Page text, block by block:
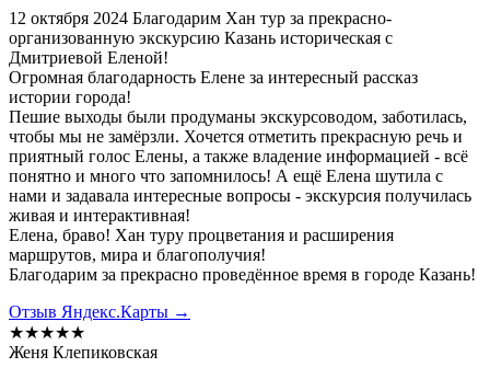
12 октября 2024 Благодарим Хан тур за прекрасно-
организованную экскурсию Казань историческая с
Дмитриевой Еленой!
Огромная благодарность Елене за интересный рассказ
истории города!
Пешие выходы были продуманы экскурсоводом, заботилась,
чтобы мы не замёрзли. Хочется отметить прекрасную речь и
приятный голос Елены, а также владение информацией - всё
понятно и много что запомнилось! А ещё Елена шутила с
нами и задавала интересные вопросы - экскурсия получилась
живая и интерактивная!
Елена, браво! Хан туру процветания и расширения
маршрутов, мира и благополучия!
Благодарим за прекрасно проведённое время в городе Казань!
Отзыв Яндекс.Карты →
★★★★★
Женя Клепиковская